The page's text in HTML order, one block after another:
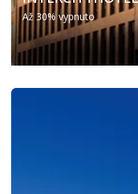
Až 30% vypnuto